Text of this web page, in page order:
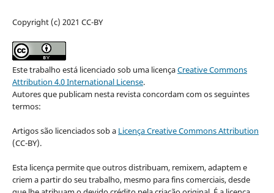
Copyright (c) 2021 CC-BY
Este trabalho está licenciado sob uma licençaCreative Commons
Attribution 4.0 International License.
Autores que publicam nesta revista concordam com os seguintes
termos:
Artigos são licenciados sob a Licença Creative Commons Attribution
(CC-BY).
Esta licença permite que outros distribuam, remixem, adaptem e
criem a partir do seu trabalho, mesmo para fins comerciais, desde